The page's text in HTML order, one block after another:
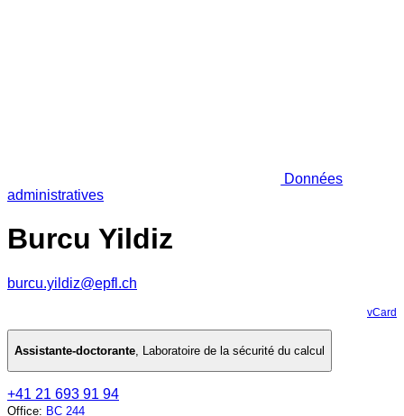
Données
administratives
Burcu Yildiz
burcu.yildiz@epfl.ch
vCard
Assistante-doctorante, Laboratoire de la sécurité du calcul
+41 21 693 91 94
Office: BC 244